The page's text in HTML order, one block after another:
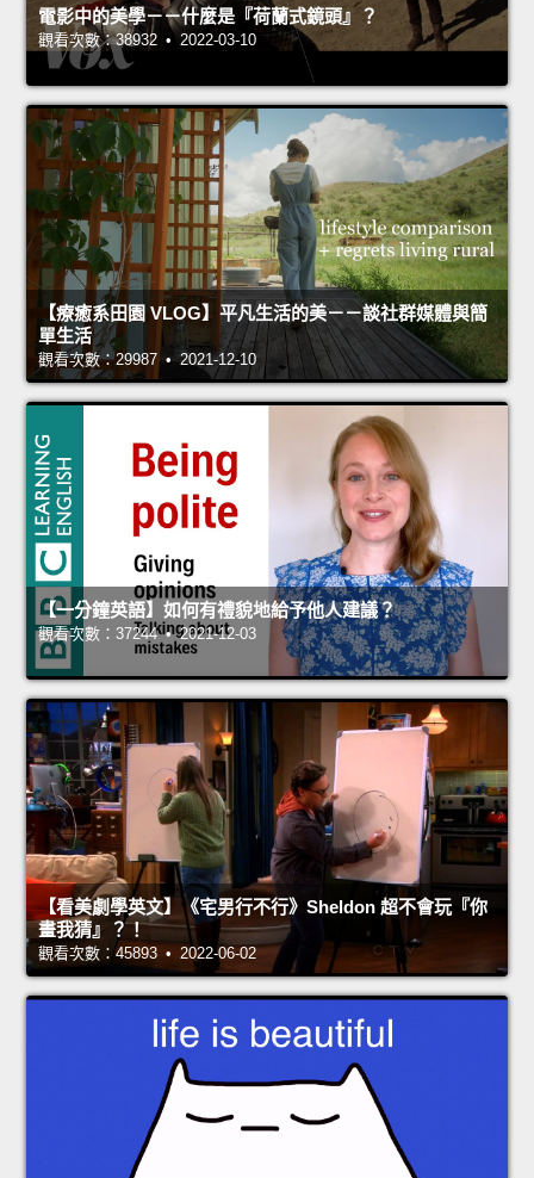
電影中的美學－－什麼是『荷蘭式鏡頭』？
觀看次數：38932 • 2022-03-10
【療癒系田園 VLOG】平凡生活的美－－談社群媒體與簡
單生活
觀看次數：29987 • 2021-12-10
【一分鐘英語】如何有禮貌地給予他人建議？
觀看次數：37244 • 2021-12-03
【看美劇學英文】《宅男行不行》Sheldon 超不會玩『你
畫我猜』？！
觀看次數：45893 • 2022-06-02